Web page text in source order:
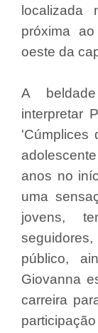
localizada
próxima
oeste da
A
interpretar
'Cúmplices
anos no
uma
jovens,
público,
Giovanna
carreira